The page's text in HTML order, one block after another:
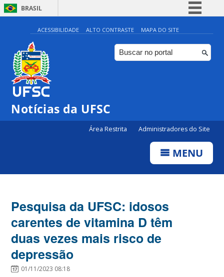
BRASIL
Simplifique!
Comunica BR
Participe
ACESSIBILIDADE ALTO CONTRASTE MAPA DO SITE
Notícias da UFSC
Área Restrita Administradores do Site
MENU
Pesquisa da UFSC: idosos
carentes de vitamina D têm
duas vezes mais risco de
depressão
01/11/2023 08:18